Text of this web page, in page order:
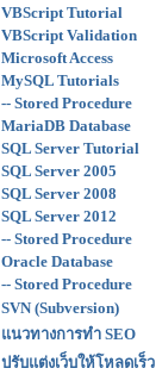
VBScript Tutorial
VBScript Validation
Microsoft Access
MySQL Tutorials
-- Stored Procedure
MariaDB Database
SQL Server Tutorial
SQL Server 2005
SQL Server 2008
SQL Server 2012
-- Stored Procedure
Oracle Database
-- Stored Procedure
SVN (Subversion)
แนวทางการทำ SEO
ปรับแต่งเว็บให้โหลดเร็ว